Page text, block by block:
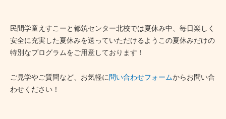
民間学童えすこーと都筑センター北校では夏休み中、毎日楽しく
安全に充実した夏休みを送っていただけるようこの夏休みだけの
特別なプログラムをご用意しております！
ご見学やご質問など、お気軽に問い合わせフォームからお問い合
わせください！